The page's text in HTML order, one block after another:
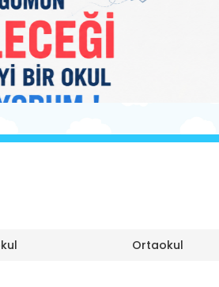
Ortaokul